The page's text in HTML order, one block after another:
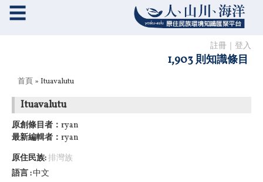
註冊 登入
1,903 則知識條目
☰
您在這裡
首頁 » Ituavalutu
Ituavalutu
原創條目者： ryan
最新編輯者： ryan
原住民族:排灣族
語言 中文